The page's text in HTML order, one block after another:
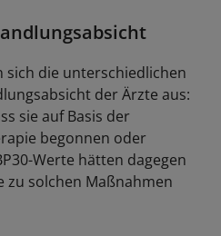
sich die unterschiedlichen
der Ärzte aus:
sie auf Basis der
begonnen oder
Werte hätten dagegen
zu solchen Maßnahmen